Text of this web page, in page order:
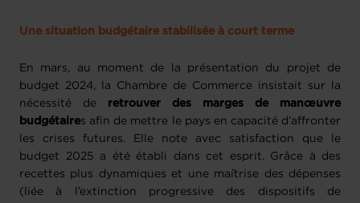
Une situation budgétaire stabilisée à court terme
En mars, au moment de la présentation du projet de
budget 2024, la Chambre de Commerce insistait sur la
nécessité de retrouver des marges de manœuvre
budgétaires afin de mettre le pays en capacité d’affronter
les crises futures. Elle note avec satisfaction que le
budget 2025 a été établi dans cet esprit. Grâce à des
recettes plus dynamiques et une maîtrise des dépenses
(liée à l’extinction progressive des dispositifs de